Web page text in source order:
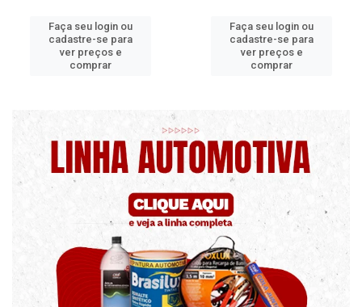
Faça seu login ou
cadastre-se para
ver preços e
comprar
Faça seu login ou
cadastre-se para
ver preços e
comprar